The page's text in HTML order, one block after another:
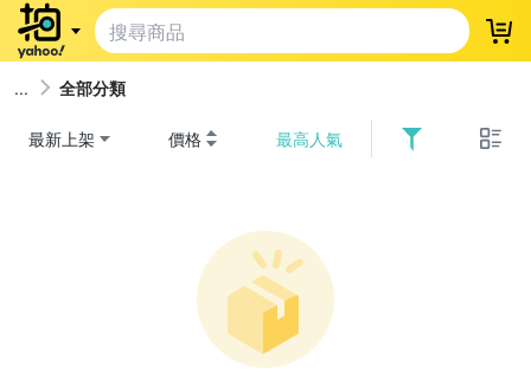
登
全部分類
最新上架 價格 最高人氣